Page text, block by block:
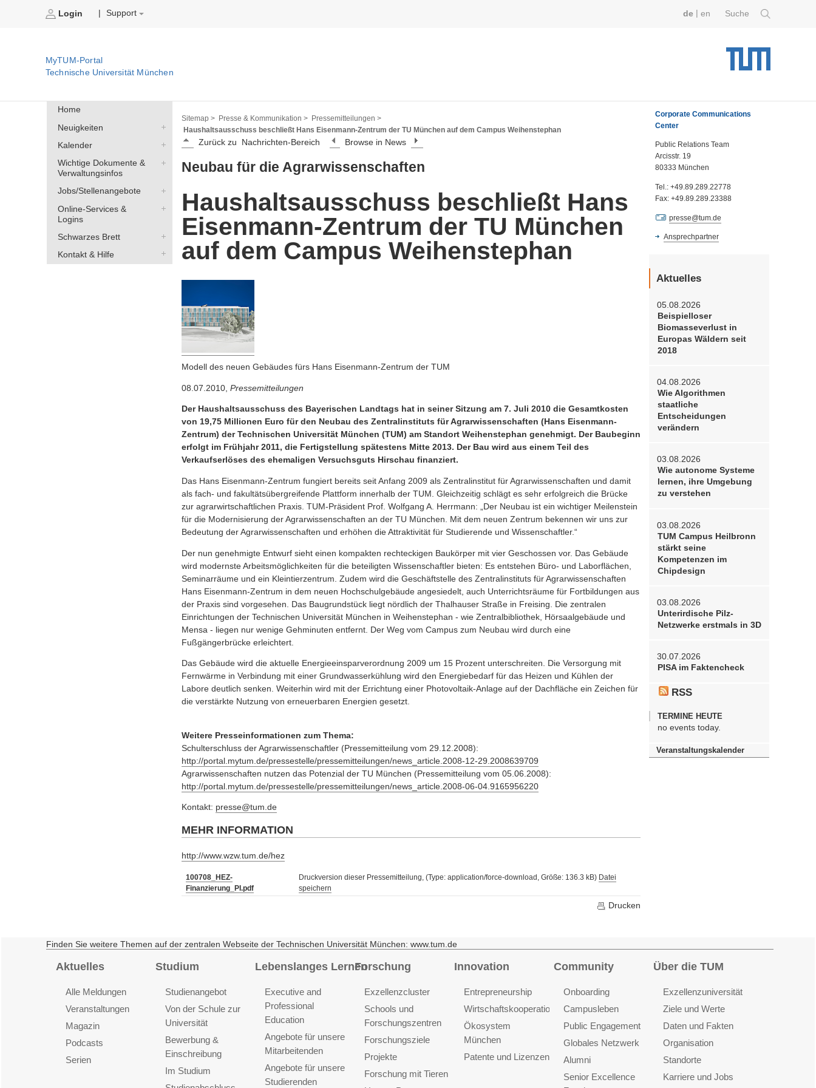
Login Support Suche
de en
MyTUM-Portal
Technische Universität München
Home
Neuigkeiten
Kalender
Wichtige Dokumente &
Verwaltungsinfos
Jobs/Stellenangebote
Online-Services &
Logins
Schwarzes Brett
Kontakt & Hilfe
Sitemap > Presse & Kommunikation >
Pressemitteilungen >
Haushaltsausschuss beschließt Hans Eisenmann-Zentrum der TU München auf dem Campus Weihenstephan
Zurück zu Nachrichten-Bereich Browse in News
Neubau für die Agrarwissenschaften
Haushaltsausschuss beschließt Hans
Eisenmann-Zentrum der TU München
auf dem Campus Weihenstephan
Modell des neuen Gebäudes fürs Hans Eisenmann-Zentrum der TUM
08.07.2010, Pressemitteilungen
Der Haushaltsausschuss des Bayerischen Landtags hat in seiner Sitzung am 7. Juli 2010 die Gesamtkosten
von 19,75 Millionen Euro für den Neubau des Zentralinstituts für Agrarwissenschaften (Hans Eisenmann-
Zentrum) der Technischen Universität München (TUM) am Standort Weihenstephan genehmigt. Der Baubeginn
erfolgt im Frühjahr 2011, die Fertigstellung spätestens Mitte 2013. Der Bau wird aus einem Teil des
Verkaufserlöses des ehemaligen Versuchsguts Hirschau finanziert.
Das Hans Eisenmann-Zentrum fungiert bereits seit Anfang 2009 als Zentralinstitut für Agrarwissenschaften und damit
als fach- und fakultätsübergreifende Plattform innerhalb der TUM. Gleichzeitig schlägt es sehr erfolgreich die Brücke
zur agrarwirtschaftlichen Praxis. TUM-Präsident Prof. Wolfgang A. Herrmann: „Der Neubau ist ein wichtiger Meilenstein
für die Modernisierung der Agrarwissenschaften an der TU München. Mit dem neuen Zentrum bekennen wir uns zur
Bedeutung der Agrarwissenschaften und erhöhen die Attraktivität für Studierende und Wissenschaftler.“
Der nun genehmigte Entwurf sieht einen kompakten rechteckigen Baukörper mit vier Geschossen vor. Das Gebäude
wird modernste Arbeitsmöglichkeiten für die beteiligten Wissenschaftler bieten: Es entstehen Büro- und Laborflächen,
Seminarräume und ein Kleintierzentrum. Zudem wird die Geschäftstelle des Zentralinstituts für Agrarwissenschaften
Hans Eisenmann-Zentrum in dem neuen Hochschulgebäude angesiedelt, auch Unterrichtsräume für Fortbildungen aus
der Praxis sind vorgesehen. Das Baugrundstück liegt nördlich der Thalhauser Straße in Freising. Die zentralen
Einrichtungen der Technischen Universität München in Weihenstephan - wie Zentralbibliothek, Hörsaalgebäude und
Mensa - liegen nur wenige Gehminuten entfernt. Der Weg vom Campus zum Neubau wird durch eine
Fußgängerbrücke erleichtert.
Das Gebäude wird die aktuelle Energieeinsparverordnung 2009 um 15 Prozent unterschreiten. Die Versorgung mit
Fernwärme in Verbindung mit einer Grundwasserkühlung wird den Energiebedarf für das Heizen und Kühlen der
Labore deutlich senken. Weiterhin wird mit der Errichtung einer Photovoltaik-Anlage auf der Dachfläche ein Zeichen für
die verstärkte Nutzung von erneuerbaren Energien gesetzt.
Weitere Presseinformationen zum Thema:
Schulterschluss der Agrarwissenschaftler (Pressemitteilung vom 29.12.2008):
http://portal.mytum.de/pressestelle/pressemitteilungen/news_article.2008-12-29.2008639709
Agrarwissenschaften nutzen das Potenzial der TU München (Pressemitteilung vom 05.06.2008):
http://portal.mytum.de/pressestelle/pressemitteilungen/news_article.2008-06-04.9165956220
Kontakt: presse@tum.de
MEHR INFORMATION
http://www.wzw.tum.de/hez
100708_HEZ-
Finanzierung_PI.pdf
Druckversion dieser Pressemitteilung, (Type: application/force-download, Größe: 136.3 kB)
Datei
speichern
Drucken
Corporate Communications
Center
Public Relations Team
Arcisstr. 19
80333 München
Tel.: +49.89.289.22778
Fax: +49.89.289.23388
presse@tum.de
Ansprechpartner
Aktuelles
05.08.2026
Beispielloser
Biomasseverlust in
Europas Wäldern seit
2018
04.08.2026
Wie Algorithmen
staatliche
Entscheidungen
verändern
03.08.2026
Wie autonome Systeme
lernen, ihre Umgebung
zu verstehen
03.08.2026
TUM Campus Heilbronn
stärkt seine
Kompetenzen im
Chipdesign
03.08.2026
Unterirdische Pilz-
Netzwerke erstmals in 3D
30.07.2026
PISA im Faktencheck
RSS
TERMINE HEUTE
no events today.
Veranstaltungskalender
Finden Sie weitere Themen auf der zentralen Webseite der Technischen Universität München: www.tum.de
Aktuelles
Alle Meldungen
Veranstaltungen
Magazin
Podcasts
Serien
Studium
Studienangebot
Von der Schule zur
Universität
Bewerbung &
Einschreibung
Im Studium
Lebenslanges Lernen
Executive and
Professional
Education
Angebote für unsere
Mitarbeitenden
Angebote für unsere
Studierenden
Forschung
Exzellenzcluster
Schools und
Forschungszentren
Forschungsziele
Projekte
Forschung mit Tieren
Innovation
Entrepreneurship
Wirtschaftskooperationen
Ökosystem
München
Patente und Lizenzen
Community
Onboarding
Campusleben
Public Engagement
Globales Netzwerk
Alumni
Senior Excellence
Über die TUM
Exzellenzuniversität
Ziele und Werte
Daten und Fakten
Organisation
Standorte
Karriere und Jobs